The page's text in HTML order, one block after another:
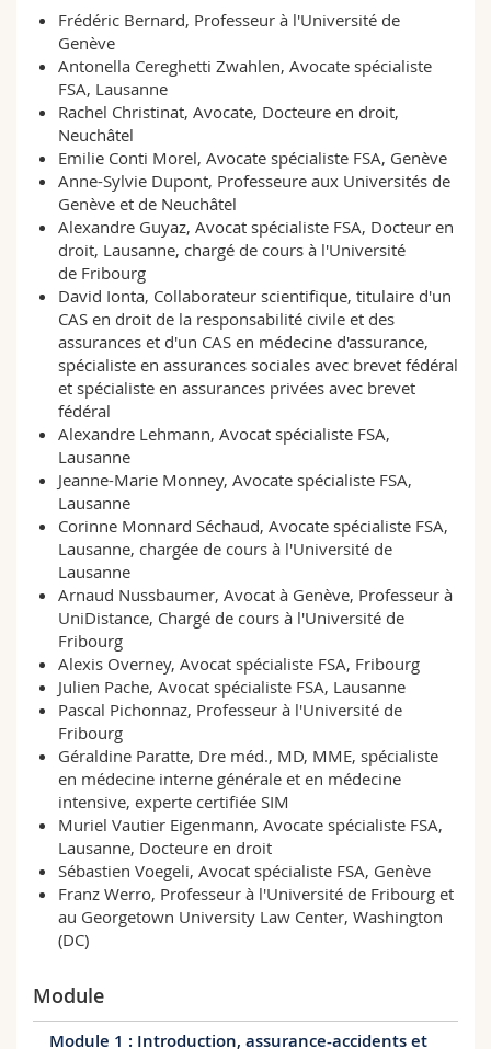
Frédéric Bernard, Professeur à l'Université de
Genève
Antonella Cereghetti Zwahlen, Avocate spécialiste
FSA, Lausanne
Rachel Christinat, Avocate, Docteure en droit,
Neuchâtel
Emilie Conti Morel, Avocate spécialiste FSA, Genève
Anne-Sylvie Dupont, Professeure aux Universités de
Genève et de Neuchâtel
Alexandre Guyaz, Avocat spécialiste FSA, Docteur en
droit, Lausanne, chargé de cours à l'Université
de Fribourg
David Ionta, Collaborateur scientifique, titulaire d'un
CAS en droit de la responsabilité civile et des
assurances et d'un CAS en médecine d'assurance,
spécialiste en assurances sociales avec brevet fédéral
et spécialiste en assurances privées avec brevet
fédéral
Alexandre Lehmann, Avocat spécialiste FSA,
Lausanne
Jeanne-Marie Monney, Avocate spécialiste FSA,
Lausanne
Corinne Monnard Séchaud, Avocate spécialiste FSA,
Lausanne, chargée de cours à l'Université de
Lausanne
Arnaud Nussbaumer, Avocat à Genève, Professeur à
UniDistance, Chargé de cours à l'Université de
Fribourg
Alexis Overney, Avocat spécialiste FSA, Fribourg
Julien Pache, Avocat spécialiste FSA, Lausanne
Pascal Pichonnaz, Professeur à l'Université de
Fribourg
Géraldine Paratte, Dre méd., MD, MME, spécialiste
en médecine interne générale et en médecine
intensive, experte certifiée SIM
Muriel Vautier Eigenmann, Avocate spécialiste FSA,
Lausanne, Docteure en droit
Sébastien Voegeli, Avocat spécialiste FSA, Genève
Franz Werro, Professeur à l'Université de Fribourg et
au Georgetown University Law Center, Washington
(DC)
Module
Module 1 : Introduction, assurance-accidents et